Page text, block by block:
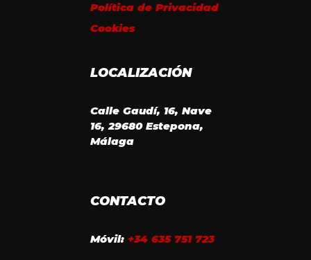
Política de Privacidad
Cookies
LOCALIZACIÓN
Calle Gaudí, 16, Nave
16, 29680 Estepona,
Málaga
CONTACTO
Móvil: +34 635 751 723